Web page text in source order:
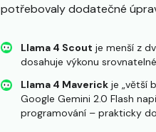
potřebovaly dodatečné
Llama 4 Scout je menší z
dosahuje výkonu
Llama 4 Maverick je „větší
Google Gemini 2.0 Flash
programování – prakticky